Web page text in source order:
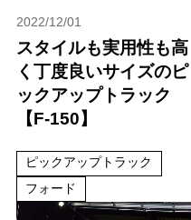
2022/12/01
スタイルも実用性も高
く丁度良いサイズのピ
ックアップトラック
【F-150】
ピックアップトラック
フォード